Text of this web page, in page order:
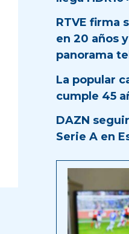
RTVE firma
en 20 años
panorama
La popular
cumple 45
DAZN
Serie A en